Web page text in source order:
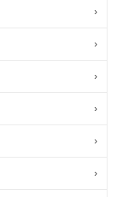
›
›
›
›
›
›